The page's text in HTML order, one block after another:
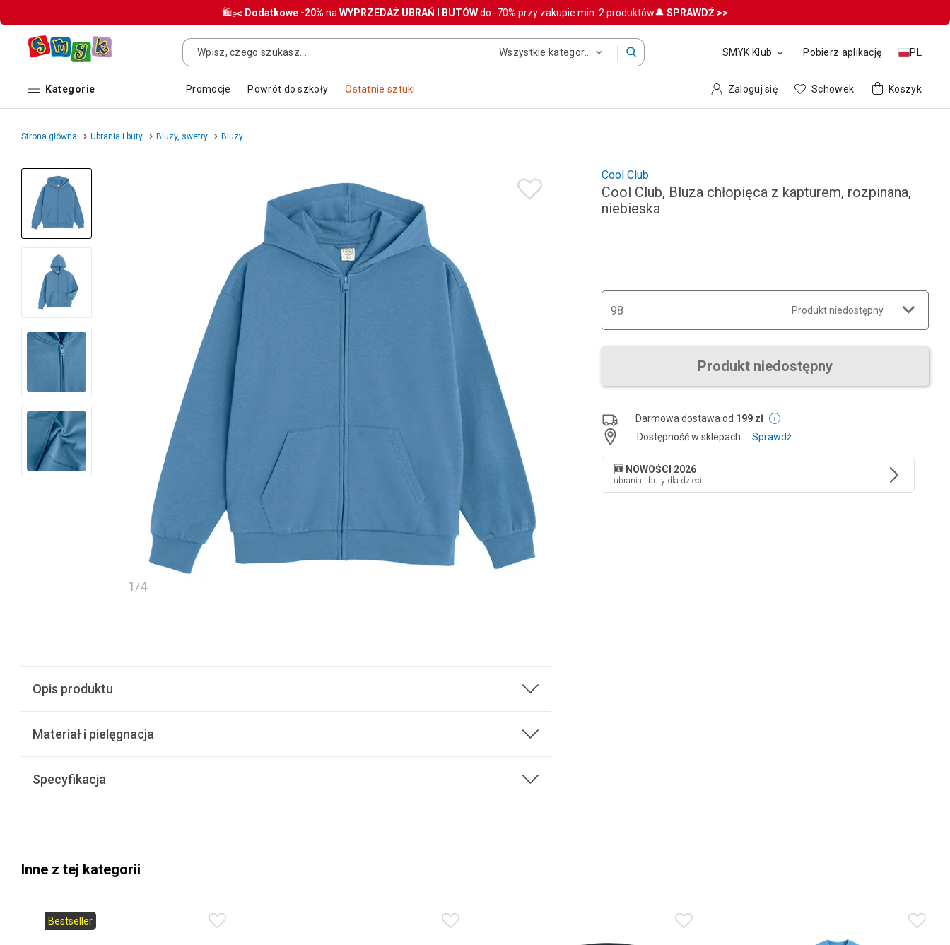
🛍️✂️ Dodatkowe -20% na WYPRZEDAŻ UBRAŃ I BUTÓWdo -70% przy zakupie min. 2 produktów🔔 SPRAWDŹ >>
SMYK Klub Pobierz aplikację PL
Kategorie Promocje Powrót do szkoły Ostatnie sztuki Zaloguj się Schowek Koszyk
Strona główna Ubrania i buty Bluzy, swetry Bluzy
1/4
Opis produktu
Materiał i pielęgnacja
Specyfikacja
Cool Club
Cool Club, Bluza chłopięca z kapturem, rozpinana,
niebieska
98 Produkt niedostępny
Produkt niedostępny
Darmowa dostawa od 199 zł
Dostępność w sklepach
Sprawdź
🆕 NOWOŚCI 2026
ubrania i buty dla dzieci
Inne z tej kategorii
Bestseller